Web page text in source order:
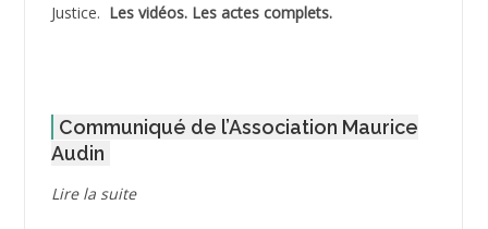
ADOUL Arab *
AGOULMINE
Justice. Les vidéos. Les actes complets.
Communiqué de l’Association Maurice
Audin
Lire la suite